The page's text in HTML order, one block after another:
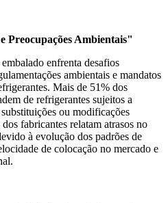
Preocupações Ambientais"
enfrenta desafios
ambientais e mandatos
Mais de 51% dos
de refrigerantes sujeitos a
ou modificações
fabricantes relatam atrasos no
à evolução dos padrões de
de colocação no mercado e